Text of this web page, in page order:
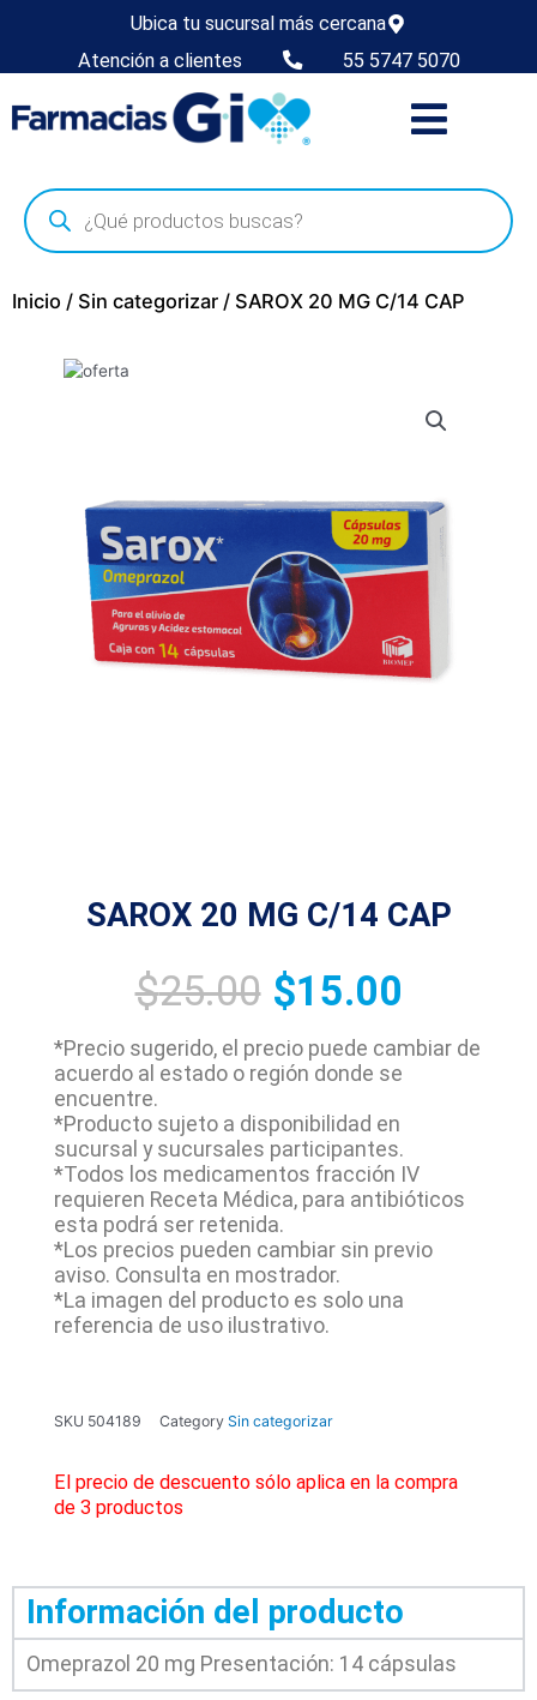
Ubica tu sucursal más cercana
Atención a clientes
55 5747 5070
Inicio / Sin categorizar / SAROX 20 MG C/14 CAP
SAROX 20 MG C/14 CAP
$25.00 $15.00
*Precio sugerido, el precio puede cambiar de
acuerdo al estado o región donde se
encuentre.
*Producto sujeto a disponibilidad en
sucursal y sucursales participantes.
*Todos los medicamentos fracción IV
requieren Receta Médica, para antibióticos
esta podrá ser retenida.
*Los precios pueden cambiar sin previo
aviso. Consulta en mostrador.
*La imagen del producto es solo una
referencia de uso ilustrativo.
SKU 504189 Category Sin categorizar
El precio de descuento sólo aplica en la compra
de 3 productos
Información del producto
Omeprazol 20 mg Presentación: 14 cápsulas